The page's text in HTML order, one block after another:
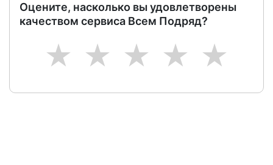
Оцените, насколько вы удовлетворены
качеством сервиса Всем Подряд?
5
4
3
2
1